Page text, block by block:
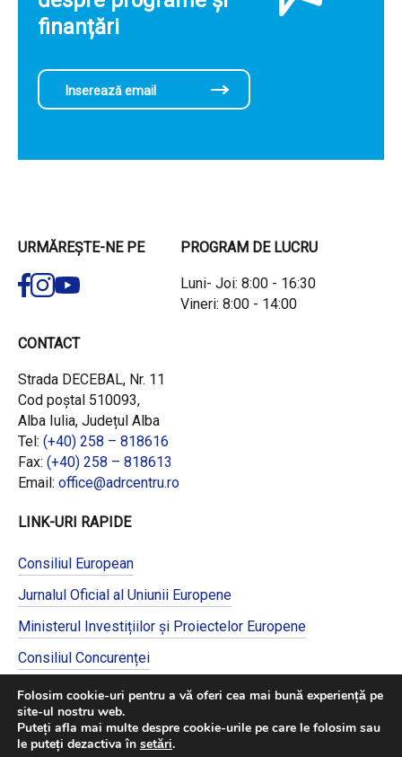
finanțări
URMĂREȘTE-NE PE PROGRAM DE LUCRU
Luni- Joi: 8:00 - 16:30
Vineri: 8:00 - 14:00
CONTACT
Strada DECEBAL, Nr. 11
Cod poștal 510093,
Alba Iulia, Județul Alba
Tel: (+40) 258 – 818616
Fax: (+40) 258 – 818613
Email: office@adrcentru.ro
LINK-URI RAPIDE
Consiliul European
Jurnalul Oficial al Uniunii Europene
Ministerul Investițiilor și Proiectelor Europene
Consiliul Concurenței
programe cofinanțate de Uniunea Europeană,
vă invităm să vizitațihttps://mfe.gov.ro/
Folosim cookie-uri pentru a vă oferi cea mai bună experiență pe
site-ul nostru web.
Puteți afla mai multe despre cookie-urile pe care le folosim sau
le puteți dezactiva în setări.